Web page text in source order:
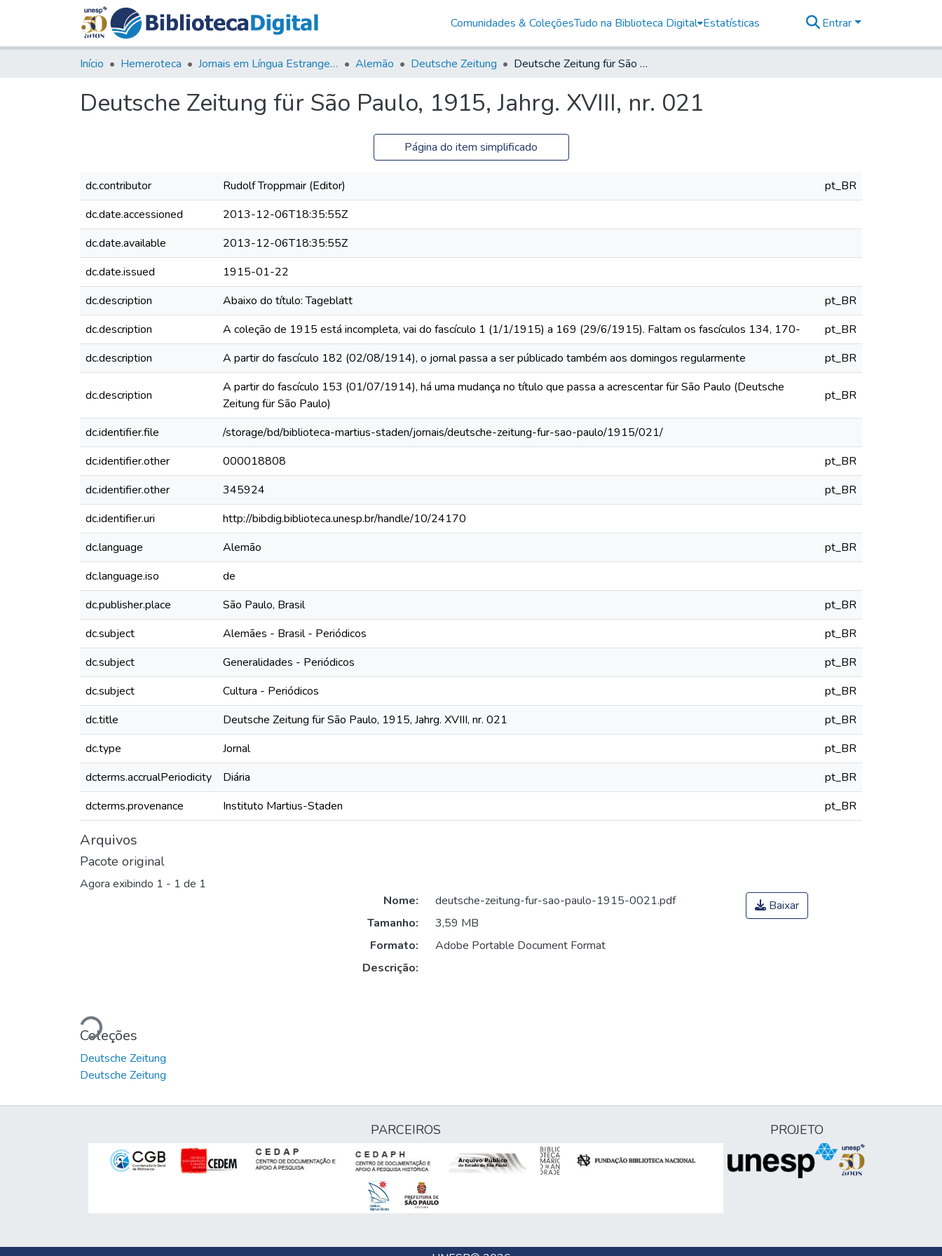
Comunidades & ColeçõesTudo na Biblioteca Digital Estatísticas Entrar
Início Hemeroteca Jornais em Língua Estrangeira Alemão Deutsche Zeitung Deutsche Zeitung für São Paulo, 1915, Jahrg. XVIII, nr. 021
Deutsche Zeitung für São Paulo, 1915, Jahrg. XVIII, nr. 021
Página do item simplificado
dc.contributor Rudolf Troppmair (Editor)
pt_BR
dc.date.accessioned
2013-12-06T18:35:55Z
dc.date.available
2013-12-06T18:35:55Z
dc.date.issued
1915-01-22
dc.description
Abaixo do título: Tageblatt
pt_BR
dc.description
A coleção de 1915 está incompleta, vai do fascículo 1 (1/1/1915) a 169 (29/6/1915). Faltam os fascículos 134, 170-
pt_BR
dc.description
A partir do fascículo 182 (02/08/1914), o jornal passa a ser públicado também aos domingos regularmente pt_BR
dc.description
A partir do fascículo 153 (01/07/1914), há uma mudança no título que passa a acrescentar für São Paulo (Deutsche
Zeitung für São Paulo)
pt_BR
dc.identifier.file
/storage/bd/biblioteca-martius-staden/jornais/deutsche-zeitung-fur-sao-paulo/1915/021/
dc.identifier.other
000018808
pt_BR
dc.identifier.other
345924
pt_BR
dc.identifier.uri
http://bibdig.biblioteca.unesp.br/handle/10/24170
dc.language
Alemão
pt_BR
dc.language.iso
de
dc.publisher.place
São Paulo, Brasil
pt_BR
dc.subject
Alemães - Brasil - Periódicos
pt_BR
dc.subject
Generalidades - Periódicos
pt_BR
dc.subject
Cultura - Periódicos
pt_BR
dc.title
Deutsche Zeitung für São Paulo, 1915, Jahrg. XVIII, nr. 021
pt_BR
dc.type
Jornal
pt_BR
dcterms.accrualPeriodicity
Diária
pt_BR
dcterms.provenance
Instituto Martius-Staden pt_BR
Arquivos
Pacote original
Agora exibindo 1 - 1 de 1
Carregando...
Nome:
deutsche-zeitung-fur-sao-paulo-1915-0021.pdf
Tamanho:
3,59 MB
Formato:
Adobe Portable Document Format
Descrição:
Baixar
Coleções
Deutsche Zeitung
Deutsche Zeitung
PARCEIROS PROJETO